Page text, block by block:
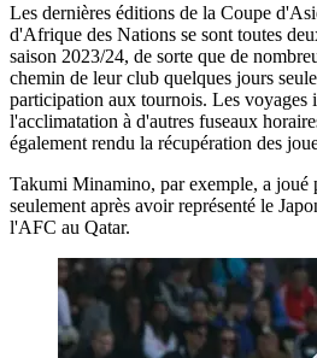
Les dernières éditions de la Coupe
d'Afrique des Nations se sont toutes
saison 2023/24, de sorte que de
chemin de leur club quelques jours
participation aux tournois. Les voyages
l'acclimatation à d'autres fuseaux
également rendu la récupération des
Takumi Minamino, par exemple, a
seulement après avoir représenté le
l'AFC au Qatar.